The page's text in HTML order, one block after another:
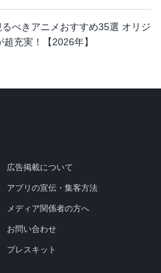
るべきアニメおすすめ35選 オリジ
充実！【2026年】
広告掲載について
アプリの宣伝・集客方法
メディア関係者の方へ
お問い合わせ
プレスキット